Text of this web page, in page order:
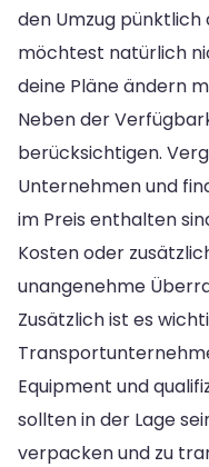
den Umzug
möchtest natürlich
deine Pläne ändern
Neben der
berücksichtigen.
Unternehmen und
im Preis enthalten
Kosten oder
unangenehme
Zusätzlich ist es
Equipment und
sollten in der Lage
verpacken und zu